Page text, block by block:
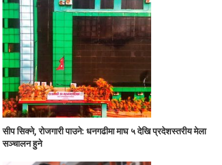
सीप सिक्ने, रोजगारी पाउने: धनगढीमा माघ ५ देखि प्रदेशस्तरीय मेला
सञ्चालन हुने